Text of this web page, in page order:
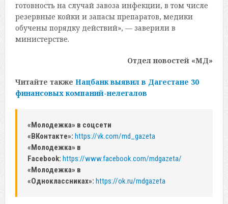
готовность на случай завоза инфекции, в том числе
резервные койки и запасы препаратов, медики
обучены порядку действий», — заверили в
министерстве.
Отдел новостей «МД»
Читайте также Нацбанк выявил в Дагестане 30
финансовых компаний-нелегалов
«Молодежка» в соцсети
«ВКонтакте»: https://vk.com/md_gazeta
«Молодежка» в
Facebook: https://www.facebook.com/mdgazeta/
«Молодежка» в
«Одноклассниках»: https://ok.ru/mdgazeta